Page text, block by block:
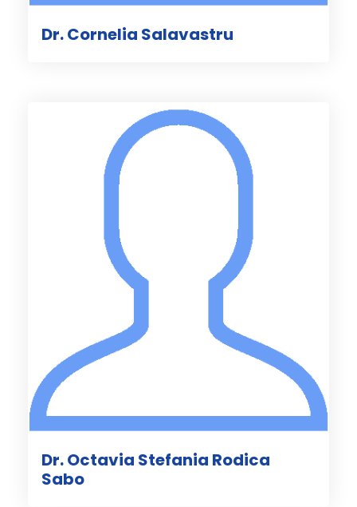
Dr. Cornelia Salavastru
Dr. Octavia Stefania Rodica
Sabo